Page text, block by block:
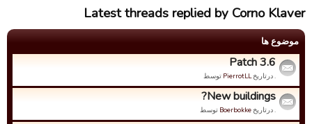
Latest threads replied by Corno Klaver
موضوع ها
Patch 3.6
. درتاریخPierrotLL توسط
New buildings?
. درتاریخBoerbokke توسط